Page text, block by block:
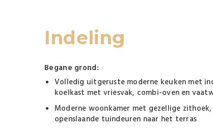
Indeling
Begane grond:
Volledig uitgeruste moderne keuken met
koelkast met vriesvak, combi-oven en
Moderne woonkamer met gezellige
openslaande tuindeuren naar het terras